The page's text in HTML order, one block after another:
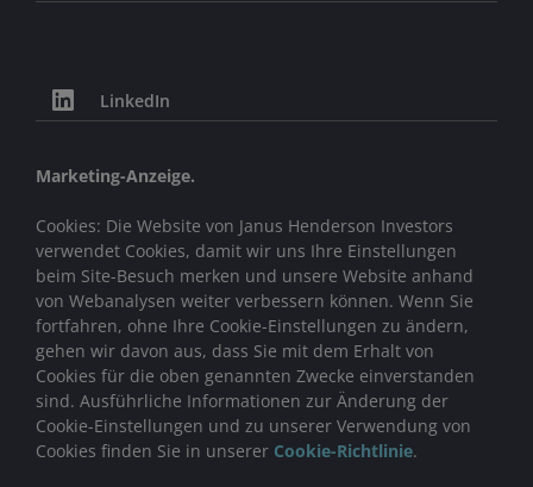
LinkedIn
Marketing-Anzeige.
Cookies: Die Website von Janus Henderson Investors
verwendet Cookies, damit wir uns Ihre Einstellungen
beim Site-Besuch merken und unsere Website anhand
von Webanalysen weiter verbessern können. Wenn Sie
fortfahren, ohne Ihre Cookie-Einstellungen zu ändern,
gehen wir davon aus, dass Sie mit dem Erhalt von
Cookies für die oben genannten Zwecke einverstanden
sind. Ausführliche Informationen zur Änderung der
Cookie-Einstellungen und zu unserer Verwendung von
Cookies finden Sie in unserer Cookie-Richtlinie.